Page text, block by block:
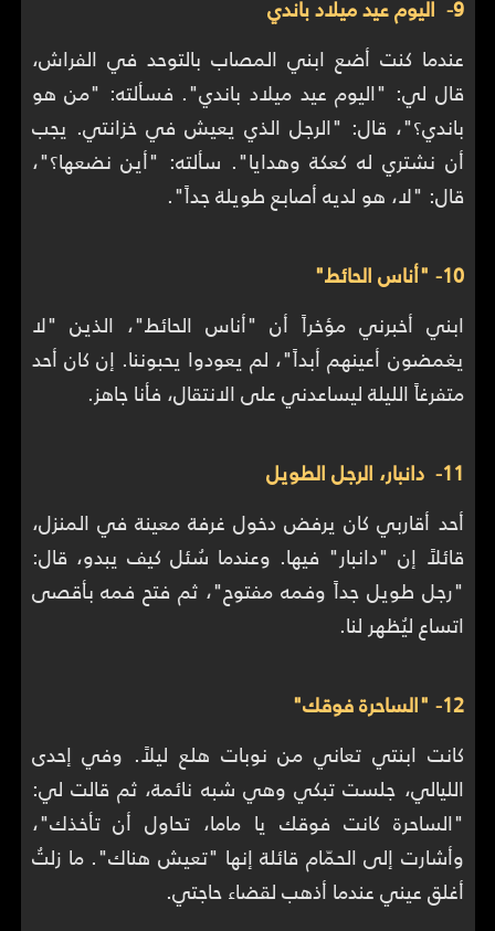
9- اليوم عيد ميلاد باندي
عندما كنت أضع ابني المصاب بالتوحد في الفراش،
قال لي: "اليوم عيد ميلاد باندي". فسألته: "من هو
باندي؟"، قال: "الرجل الذي يعيش في خزانتي. يجب
أن نشتري له كعكة وهدايا". سألته: "أين نضعها؟"،
قال: "لا، هو لديه أصابع طويلة جداً".
10- "أناس الحائط"
ابني أخبرني مؤخراً أن "أناس الحائط"، الذين "لا
يغمضون أعينهم أبداً"، لم يعودوا يحبوننا. إن كان أحد
متفرغاً الليلة ليساعدني على الانتقال، فأنا جاهز.
11- دانبار، الرجل الطويل
أحد أقاربي كان يرفض دخول غرفة معينة في المنزل،
قائلاً إن "دانبار" فيها. وعندما سُئل كيف يبدو، قال:
"رجل طويل جداً وفمه مفتوح"، ثم فتح فمه بأقصى
اتساع ليُظهر لنا.
12- "الساحرة فوقك"
كانت ابنتي تعاني من نوبات هلع ليلاً. وفي إحدى
الليالي، جلست تبكي وهي شبه نائمة، ثم قالت لي:
"الساحرة كانت فوقك يا ماما، تحاول أن تأخذك"،
وأشارت إلى الحمّام قائلة إنها "تعيش هناك". ما زلتُ
أغلق عيني عندما أذهب لقضاء حاجتي.